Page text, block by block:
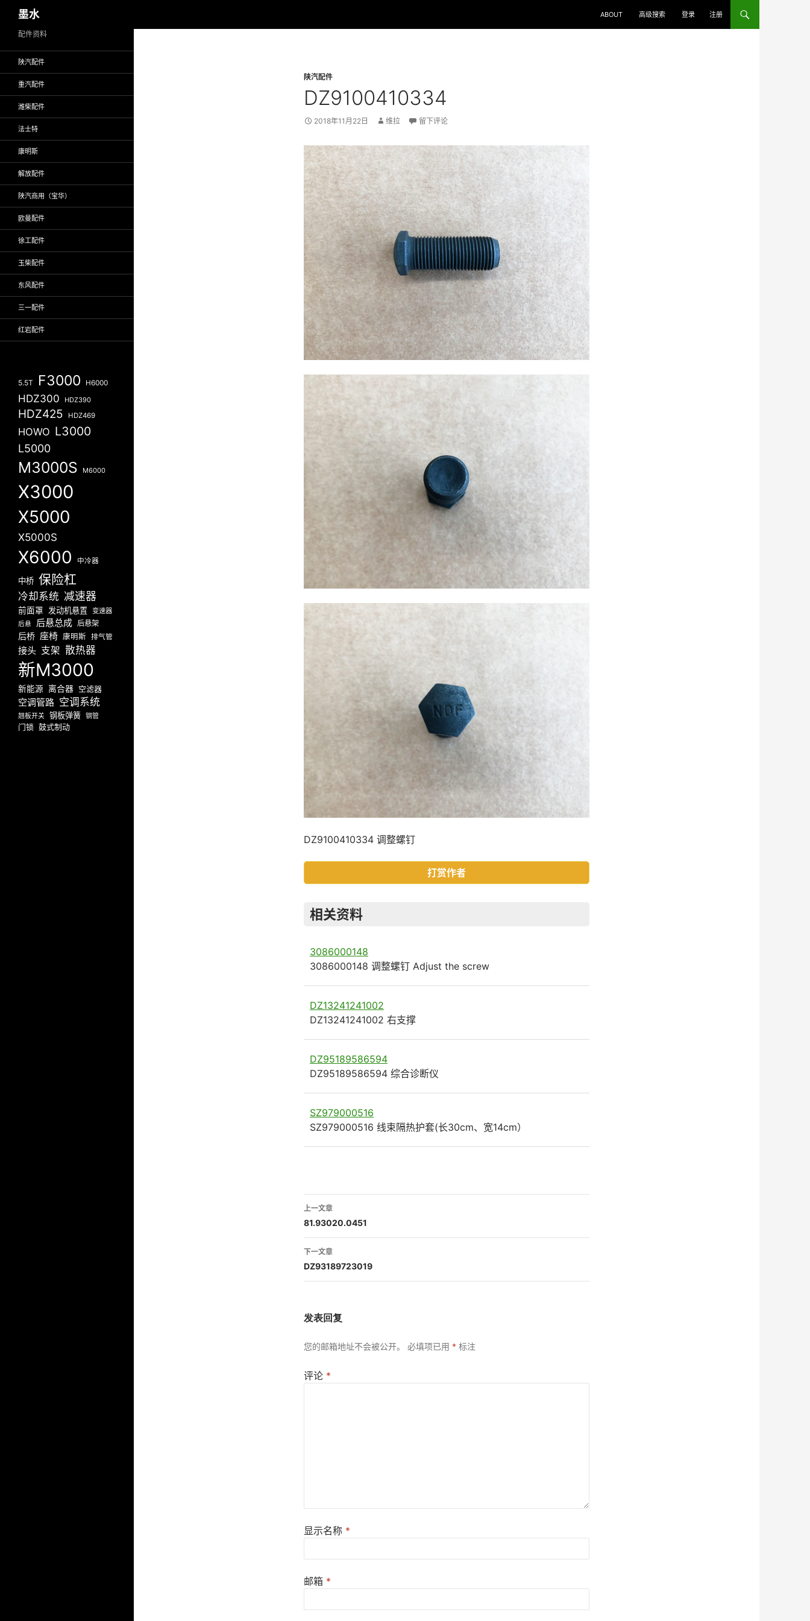
至
墨水 ABOUT 高级搜索 登录 注册
陕汽配件
DZ9100410334
2018年11月22日 维拉 留下评论
DZ9100410334 调整螺钉
打赏作者
相关资料
3086000148
3086000148 调整螺钉 Adjust the screw
DZ13241241002
DZ13241241002 右支撑
DZ95189586594
DZ95189586594 综合诊断仪
SZ979000516
SZ979000516 线束隔热护套(长30cm、宽14cm）
文
章
导
航
上一文章
81.93020.0451
下一文章
DZ93189723019
发表回复
您的邮箱地址不会被公开。 必填项已用 * 标注
评论 *
显示名称 *
邮箱 *
配件资料
陕汽配件
重汽配件
潍柴配件
法士特
康明斯
解放配件
陕汽商用（宝华）
欧曼配件
徐工配件
玉柴配件
东风配件
三一配件
红岩配件
5.5T F3000 H6000
HDZ300 HDZ390
HDZ425 HDZ469
HOWO L3000
L5000
M3000S M6000
X3000
X5000
X5000S
X6000 中冷器
中桥 保险杠
冷却系统 减速器
前面罩 发动机悬置 变速器
后悬 后悬总成 后悬架
后桥 座椅 康明斯 排气管
接头 支架 散热器
新M3000
新能源 离合器 空滤器
空调管路 空调系统
翘板开关 钢板弹簧 钢管
门锁 鼓式制动